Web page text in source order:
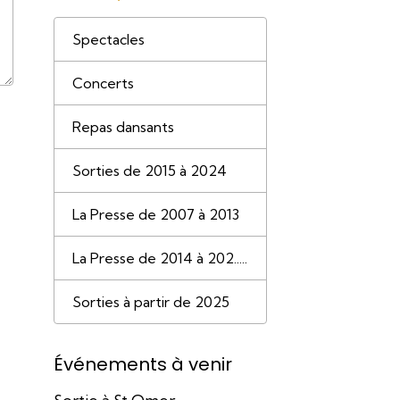
Spectacles
Concerts
Repas dansants
Sorties de 2015 à 2024
La Presse de 2007 à 2013
La Presse de 2014 à 202.....
Sorties à partir de 2025
Événements à venir